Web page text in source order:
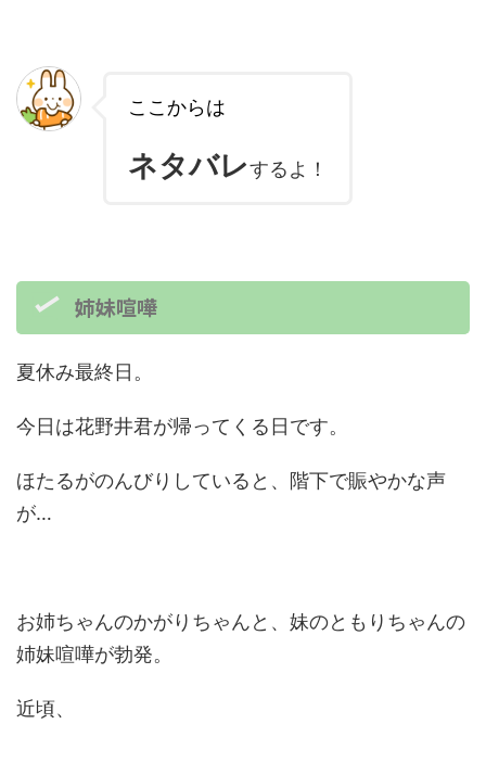
ここからは
ネタバレするよ！
姉妹喧嘩
夏休み最終日。
今日は花野井君が帰ってくる日です。
ほたるがのんびりしていると、階下で賑やかな声
が…
お姉ちゃんのかがりちゃんと、妹のともりちゃんの
姉妹喧嘩が勃発。
近頃、